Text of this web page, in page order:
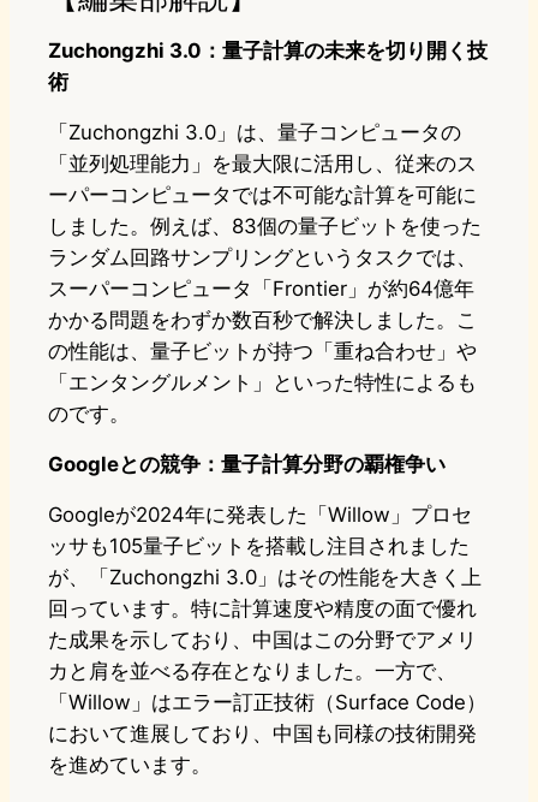
Zuchongzhi 3.0：量子計算の未来を切り開く技
術
「Zuchongzhi 3.0」は、量子コンピュータの
「並列処理能力」を最大限に活用し、従来のス
ーパーコンピュータでは不可能な計算を可能に
しました。例えば、83個の量子ビットを使った
ランダム回路サンプリングというタスクでは、
スーパーコンピュータ「Frontier」が約64億年
かかる問題をわずか数百秒で解決しました。こ
の性能は、量子ビットが持つ「重ね合わせ」や
「エンタングルメント」といった特性によるも
のです。
Googleとの競争：量子計算分野の覇権争い
Googleが2024年に発表した「Willow」プロセ
ッサも105量子ビットを搭載し注目されました
が、「Zuchongzhi 3.0」はその性能を大きく上
回っています。特に計算速度や精度の面で優れ
た成果を示しており、中国はこの分野でアメリ
カと肩を並べる存在となりました。一方で、
「Willow」はエラー訂正技術（Surface Code）
において進展しており、中国も同様の技術開発
を進めています。